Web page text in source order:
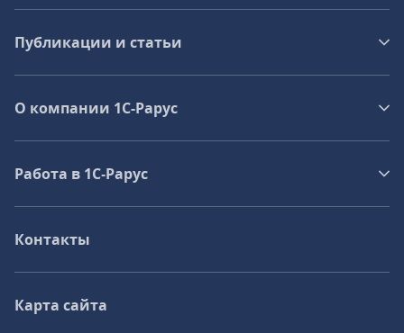
Публикации и статьи
О компании 1C-Рарус
Работа в 1С‑Рарус
Контакты
Карта сайта